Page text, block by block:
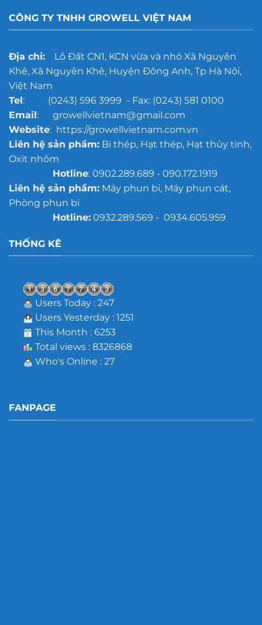
CÔNG TY TNHH GROWELL VIỆT NAM
Địa chỉ:Lô Đất CN1, KCN vừa và nhỏ Xã Nguyên
Khê, Xã Nguyên Khê, Huyện Đông Anh, Tp Hà Nội,
Việt Nam
Tel: (0243) 596 3999 - Fax: (0243) 581 0100
Email: growellvietnam@gmail.com
Website: https://growellvietnam.com.vn
Liên hệ sản phẩm:Bi thép, Hạt thép, Hạt thủy tinh,
Oxit nhôm
Hotline: 0902.289.689 - 090.172.1919
Liên hệ sản phẩm:Máy phun bi, Máy phun cát,
Phòng phun bi
Hotline:0932.289.569 - 0934.605.959
THỐNG KÊ
Users Today : 247
Users Yesterday : 1251
This Month : 6253
Total views : 8326868
Who's Online : 27
FANPAGE